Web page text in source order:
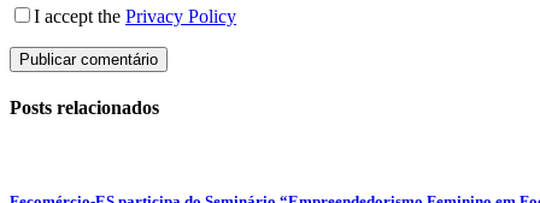
I accept the Privacy Policy
Publicar comentário
Posts relacionados